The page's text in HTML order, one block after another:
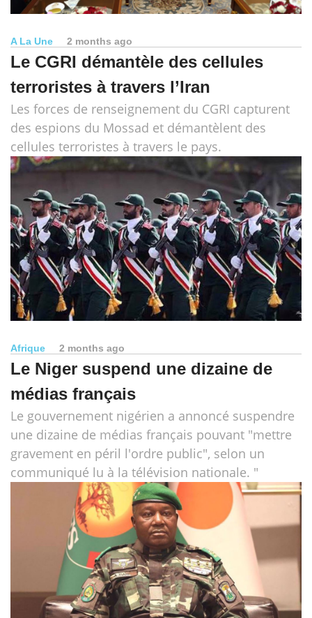
A La Une 2 months ago
Le CGRI démantèle des cellules
terroristes à travers l’Iran
Les forces de renseignement du CGRI capturent
des espions du Mossad et démantèlent des
cellules terroristes à travers le pays.
Afrique 2 months ago
Le Niger suspend une dizaine de
médias français
Le gouvernement nigérien a annoncé suspendre
une dizaine de médias français pouvant "mettre
gravement en péril l'ordre public", selon un
communiqué lu à la télévision nationale. "